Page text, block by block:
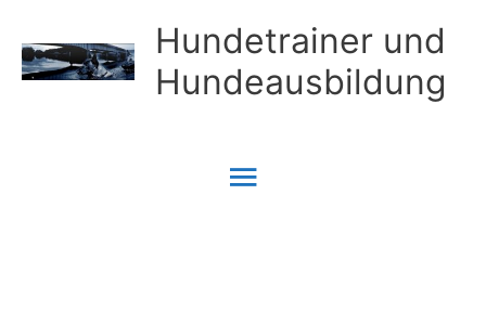
Inhalt
springen
Hundetrainer und
Hundeausbildung
Hauptmenü